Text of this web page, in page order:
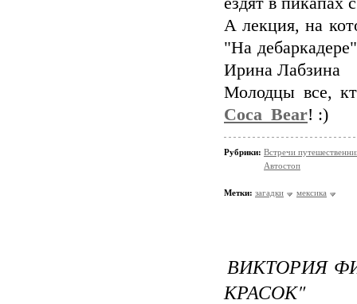
А лекция, на
"На
Ирина Лабзина
Молодцы все,
Coca_Bear! :)
Рубрики: Встречи
Автостоп
Метки: загадки мексика
ВИКТОРИЯ
КРАСОК"